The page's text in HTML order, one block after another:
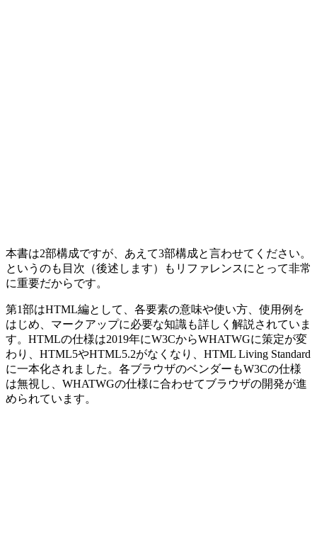
本書は2部構成ですが、あえて3部構成と言わせてください。
というのも目次（後述します）もリファレンスにとって非常
に重要だからです。
第1部はHTML編として、各要素の意味や使い方、使用例を
はじめ、マークアップに必要な知識も詳しく解説されていま
す。HTMLの仕様は2019年にW3CからWHATWGに策定が変
わり、HTML5やHTML5.2がなくなり、HTML Living Standard
に一本化されました。各ブラウザのベンダーもW3Cの仕様
は無視し、WHATWGの仕様に合わせてブラウザの開発が進
められています。